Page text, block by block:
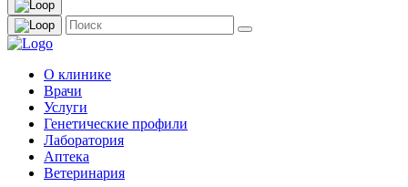
О клинике
Врачи
Услуги
Генетические профили
Лаборатория
Аптека
Ветеринария